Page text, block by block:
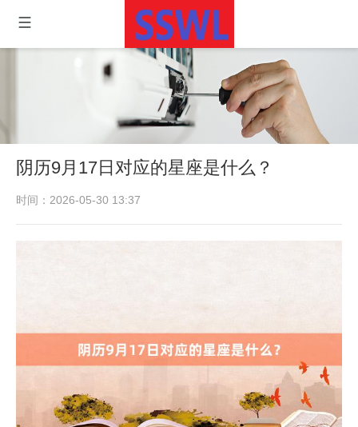
阴历9月17日对应的星座是什么？
时间：2026-05-30 13:37